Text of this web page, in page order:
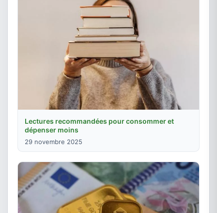
Lectures recommandées pour consommer et
dépenser moins
29 novembre 2025